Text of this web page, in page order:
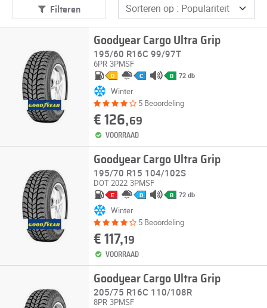
Filteren
Goodyear Cargo Ultra Grip
195/60 R16C 99/97T
6PR 3PMSF
D C B 72 db
Winter
5 Beoordeling
€ 126,69
VOORRAAD
Goodyear Cargo Ultra Grip
195/70 R15 104/102S
DOT 2022 3PMSF
E D B 72 db
Winter
5 Beoordeling
€ 117,19
VOORRAAD
Goodyear Cargo Ultra Grip
205/75 R16C 110/108R
8PR 3PMSF